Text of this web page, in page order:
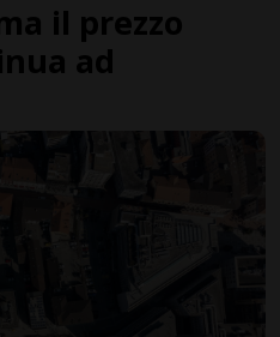
il prezzo
ad